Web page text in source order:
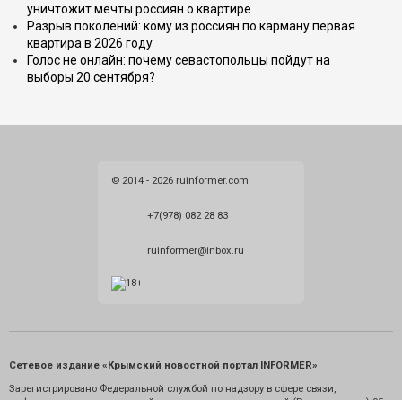
уничтожит мечты россиян о квартире
Разрыв поколений: кому из россиян по карману первая
квартира в 2026 году
Голос не онлайн: почему севастопольцы пойдут на
выборы 20 сентября?
© 2014 - 2026 ruinformer.com
+7(978) 082 28 83
ruinformer@inbox.ru
Сетевое издание «Крымский новостной портал INFORMER»
Зарегистрировано Федеральной службой по надзору в сфере связи,